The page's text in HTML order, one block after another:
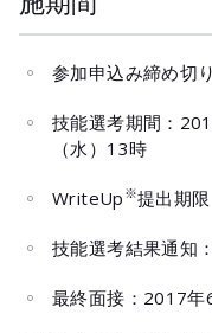
参加申込み締め切
技能選考期間：
（水）13時
WriteUp ※提出期
技能選考結果通知
最終面接：2017年